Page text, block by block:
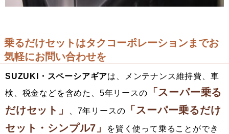
乗るだけセットはタクコーポレーションまでお
気軽にお問い合わせを
SUZUKI・スペーシアギアは、メンテナンス維持費、車
検、税金などを含めた、5年リースの
「スーパー乗る
だけセット」
、7年リースの
「スーパー乗るだけ
セット・シンプル7」
を賢く使って乗ることができ